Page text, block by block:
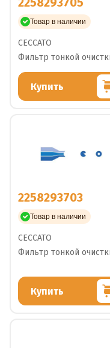
Товар в наличии
CECCATO
Фильтр тонкой
Купить
2258293703
Товар в наличии
CECCATO
Фильтр тонкой
Купить